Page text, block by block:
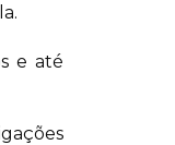
e até